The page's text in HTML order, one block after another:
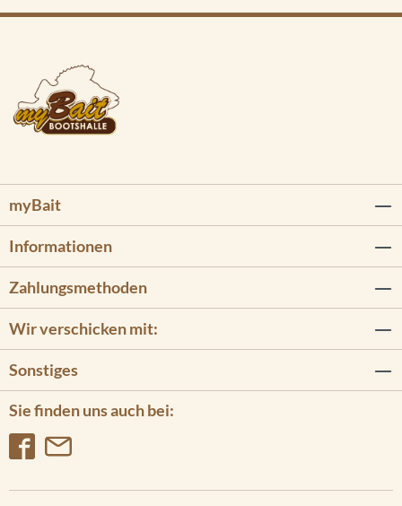
myBait
Informationen
Sie finden uns auch bei:
Zahlungsmethoden
Wir verschicken mit:
Sonstiges